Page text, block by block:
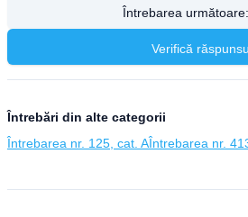
Întrebarea următoare:
Verifică
Întrebări din alte categorii
Întrebarea nr. 125, cat. AÎntrebarea nr.